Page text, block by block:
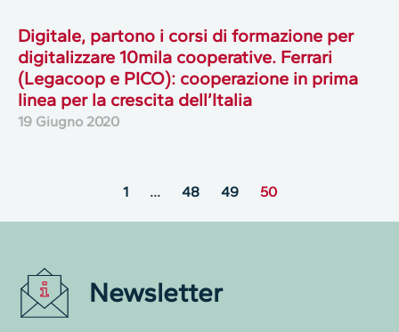
Digitale, partono i corsi di formazione per
digitalizzare 10mila cooperative. Ferrari
(Legacoop e PICO): cooperazione in prima
linea per la crescita dell’Italia
19 Giugno 2020
1 … 48 49 50
Newsletter